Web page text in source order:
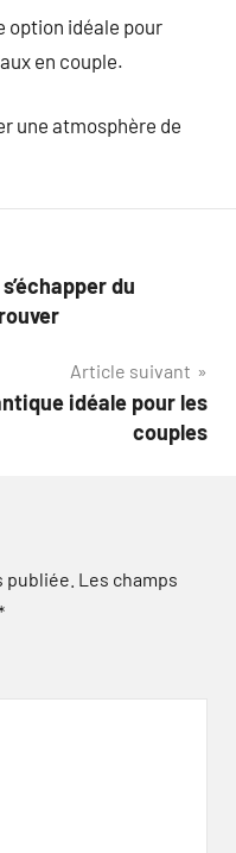
option idéale pour
en couple.
une atmosphère de
du
Article suivant
idéale pour les
couples
publiée. Les champs